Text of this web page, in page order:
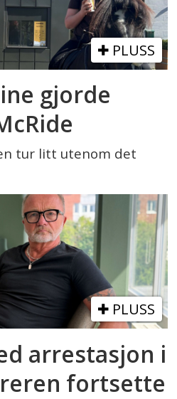
PLUSS
gjorde
tur litt utenom det
PLUSS
arrestasjon i
fortsette